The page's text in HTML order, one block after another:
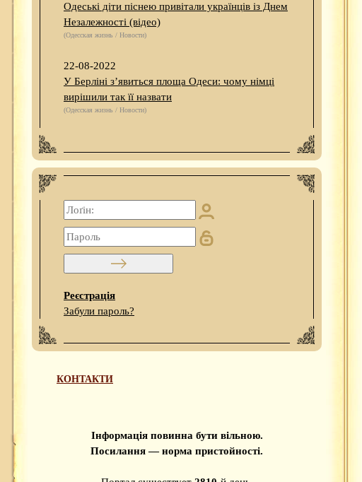
Одеські діти піснею привітали українців із Днем
Незалежності (відео)
(Одесская жизнь / Новости)
22-08-2022
У Берліні з’явиться площа Одеси: чому німці
вирішили так її назвати
(Одесская жизнь / Новости)
Реєстрація
Забули пароль?
КОНТАКТИ
Інформація повинна бути вільною.
Посилання — норма пристойності.